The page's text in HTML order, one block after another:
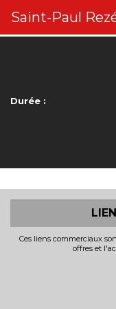
Saint-Paul
Durée :
Ces liens commerciaux
offres et